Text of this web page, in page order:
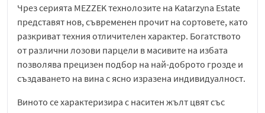
Чрез серията MEZZEK технолозите на Katarzyna Estate
представят нов, съвременен прочит на сортовете, като
разкриват техния отличителен характер. Богатството
от различни лозови парцели в масивите на избата
позволява прецизен подбор на най-доброто грозде и
създаването на вина с ясно изразена индивидуалност.
Виното се характеризира с наситен жълт цвят със